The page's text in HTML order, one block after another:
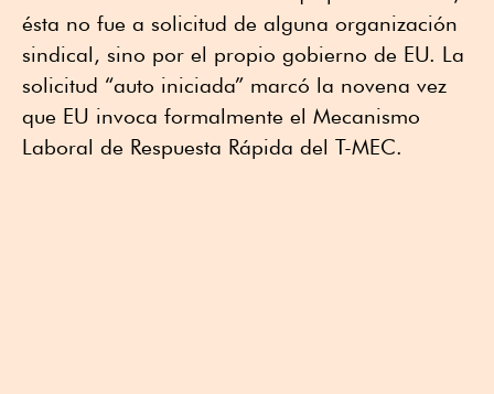
ésta no fue a solicitud de alguna organización
sindical, sino por el propio gobierno de EU. La
solicitud “auto iniciada” marcó la novena vez
que EU invoca formalmente el Mecanismo
Laboral de Respuesta Rápida del T-MEC.